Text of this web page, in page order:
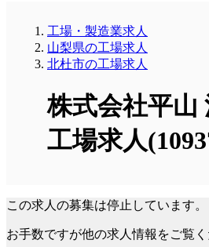
工場・製造業求人
山梨県の工場求人
北杜市の工場求人
株式会社平山
工場求人
この求人の募集は停止しています。
お手数ですが他の求人情報をご覧く